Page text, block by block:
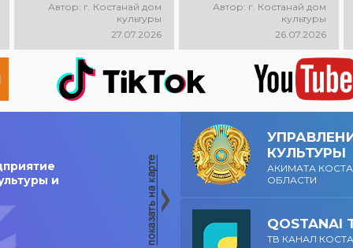
городского
конкурса «Jas
star.kst»! Вас ждут
яркие выступления
молодых талантов,
современные песни,
мощная энергия и
Автор: г. Костанай дом
культуры
27.07.2026
музыкальный
фестиваль песен о
городе «Сағындым,
Қостанай»! Вас ждут
прекрасные песни о
родном городе,
яркие выступления и
праздничная
атмосфера!
Автор: г. Костанай дом
культуры
26.07.2026
и
КУЛЬТУРЫ
АКИМАТА
ОБЛАСТИ
QOSTANAI
ТВ КАНАЛ